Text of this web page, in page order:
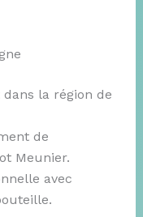
la région de
de
Meunier.
avec